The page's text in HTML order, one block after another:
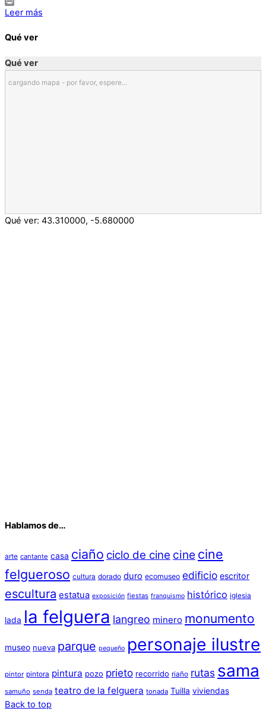
Print
Leer más
Qué ver
Qué ver
cargando mapa - por favor, espere...
Qué ver: 43.310000, -5.680000
Hablamos de…
arte cantante casa ciaño ciclo de cine cine cine
felgueroso cultura dorado duro ecomuseo edificio escritor
escultura estatua exposición fiestas franquismo histórico iglesia
lada la felguera langreo minero monumento
museo nueva parque pequeño personaje ilustre
pintor pintora pintura pozo prieto recorrido riaño rutas sama
samuño senda teatro de la felguera tonada Tuilla viviendas
Back to top